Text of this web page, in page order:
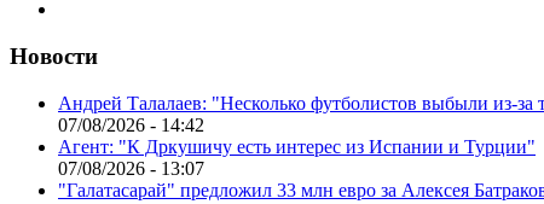
Новости
Андрей Талалаев: "Несколько футболистов выбыли из-
07/08/2026 - 14:42
Агент: "К Дркушичу есть интерес из Испании и Турции"
07/08/2026 - 13:07
"Галатасарай" предложил 33 млн евро за Алексея